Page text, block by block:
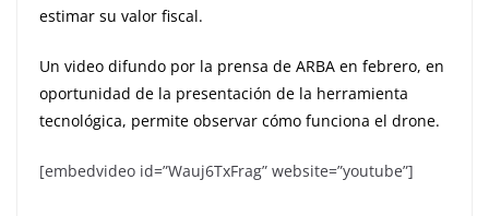
estimar su valor fiscal.
Un video difundo por la prensa de ARBA en febrero, en
oportunidad de la presentación de la herramienta
tecnológica, permite observar cómo funciona el drone.
[embedvideo id=”Wauj6TxFrag” website=”youtube”]